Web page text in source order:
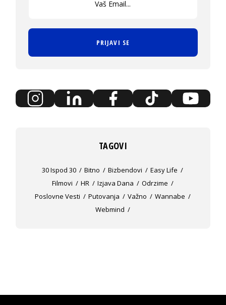
PRIJAVI SE
TAGOVI
30 Ispod 30 Bitno Bizbendovi
Easy Life
Filmovi
HR Izjava Dana
Odrzime
Poslovne Vesti
Putovanja Važno
Wannabe
Webmind